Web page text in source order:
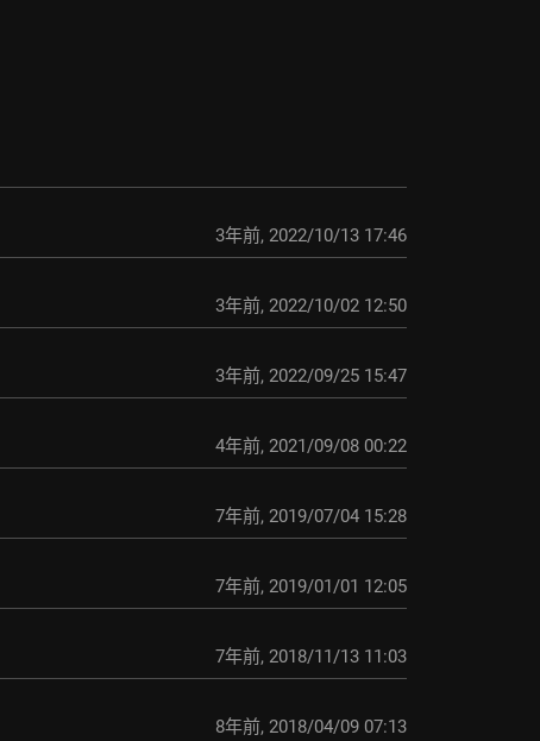
3年前, 2022/10/13 17:46
3年前, 2022/10/02 12:50
3年前, 2022/09/25 15:47
4年前, 2021/09/08 00:22
7年前, 2019/07/04 15:28
7年前, 2019/01/01 12:05
7年前, 2018/11/13 11:03
8年前, 2018/04/09 07:13